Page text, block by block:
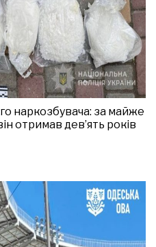
наркозбувача: за майже
отримав дев’ять років